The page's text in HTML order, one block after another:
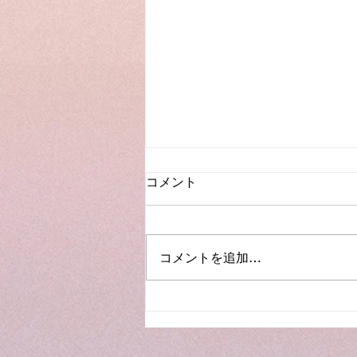
援を学ぶ勉強会のご案内
コメント
コメントを追加…